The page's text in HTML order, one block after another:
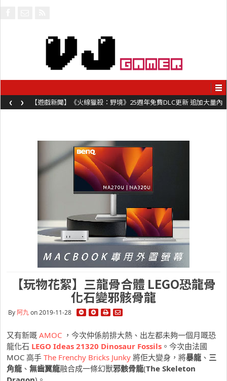
【遊戲新聞】《火線獵殺：野境》25週年免費DLC更新 追加大量內
容同時系舊作限時超平價折扣
‹ ›
【玩物花絮】三龍骨合體 LEGO恐龍骨
化石變邪骸骨龍
By 阿九on 2019-11-28
又有新嘅 AMOC ，今次仲係前排大熱、出左都未夠一個月嘅恐
龍化石 LEGO Ideas 21320 Dinosaur Fossils 。今次由法國
MOC 高手 The Frenchy Bricks Junky 將佢大變身，將暴龍 、 三
角龍 、 無齒翼龍融合成一條幻獸邪骸骨龍(The Skeleton